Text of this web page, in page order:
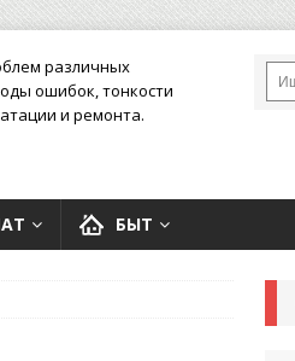
различных
ошибок, тонкости
и ремонта.
БЫТ